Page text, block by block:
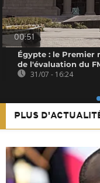
00:51
Égypte : le Premier
de l'évaluation du
31/07 - 16:24
PLUS